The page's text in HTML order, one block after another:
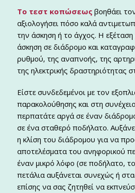
Το τεστ κοπώσεως βοηθάει
αξιολογήσει πόσο καλά
την άσκηση ή το άγχος. Η εξέταση
άσκηση σε διάδρομο και
ρυθμού, της αναπνοής, της
της ηλεκτρικής δραστηριότητας
Είστε συνδεδεμένοι με τον
παρακολούθησης και στη
περπατάτε αργά σε έναν
σε ένα σταθερό ποδήλατο.
η κλίση του διάδρομου για να
αποτελέσματα του ανηφορικού
έναν μικρό λόφο (σε ποδήλατο,
πετάλια αυξάνεται συνεχώς ή
επίσης να σας ζητηθεί να